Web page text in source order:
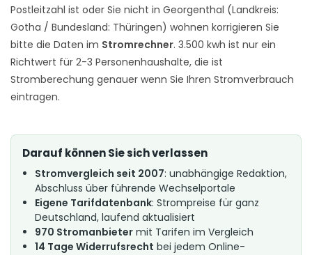
Postleitzahl ist oder Sie nicht in Georgenthal (Landkreis:
Gotha / Bundesland: Thüringen) wohnen korrigieren Sie
bitte die Daten im Stromrechner. 3.500 kwh ist nur ein
Richtwert für 2-3 Personenhaushalte, die ist
Stromberechung genauer wenn Sie Ihren Stromverbrauch
eintragen.
Darauf können Sie sich verlassen
Stromvergleich seit 2007: unabhängige Redaktion,
Abschluss über führende Wechselportale
Eigene Tarifdatenbank: Strompreise für ganz
Deutschland, laufend aktualisiert
970 Stromanbieter mit Tarifen im Vergleich
14 Tage Widerrufsrecht bei jedem Online-